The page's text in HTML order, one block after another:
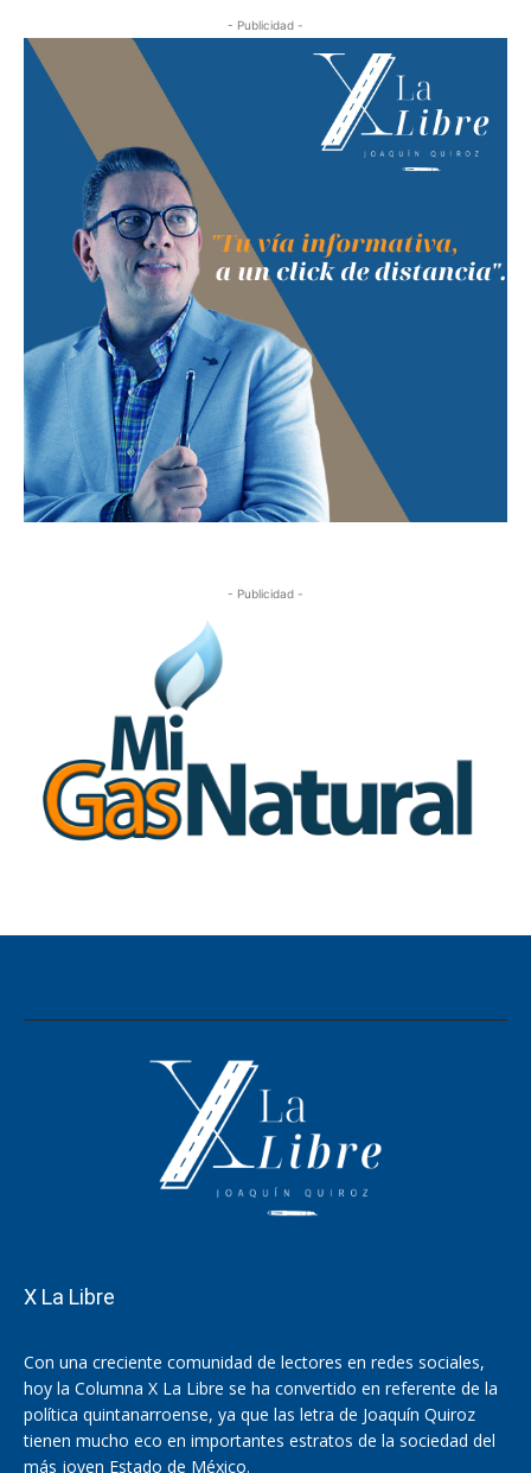
X La Libre
Con una creciente comunidad de lectores en redes sociales,
hoy la Columna X La Libre se ha convertido en referente de la
política quintanarroense, ya que las letra de Joaquín Quiroz
tienen mucho eco en importantes estratos de la sociedad del
más joven Estado de México.